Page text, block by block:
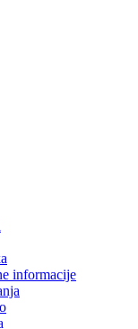
informacije